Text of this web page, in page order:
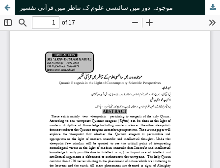
موجودہ دور میں سائنسی علوم کے تناظر میں قرآنی تفسیر